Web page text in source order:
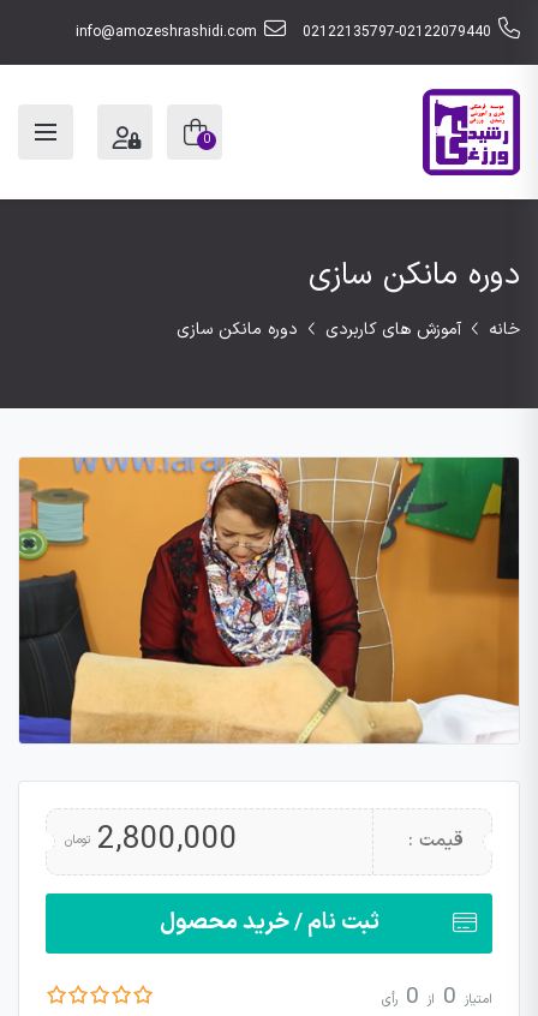
02122135797-02122079440
info@amozeshrashidi.com
0
دوره مانکن سازی
خانه آموزش های کاربردی دوره مانکن سازی
قیمت : 2,800,000 تومان
ثبت نام / خرید محصول
امتیاز 0 از 0 رأی